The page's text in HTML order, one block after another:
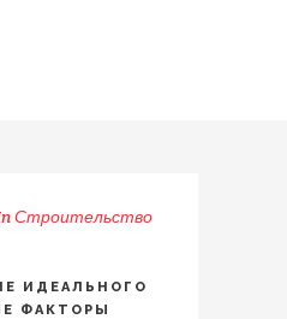
Строительство
ИДЕАЛЬНОГО
ФАКТОРЫ